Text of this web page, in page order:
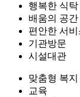
행복한 식탁
배움의 공간
편안한 서비
기관방문
시설대관
맞춤형 복지
교육